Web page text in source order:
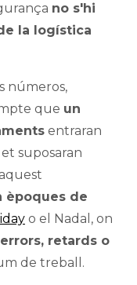
no s'hi
la logística
números,
que un
entraran
suposaran
èpoques de
o el Nadal, on
errors, retards o
de treball.